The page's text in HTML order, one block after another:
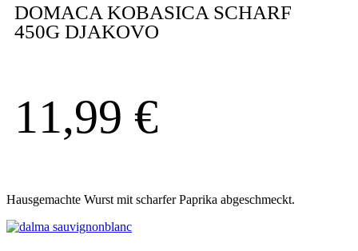
DOMACA KOBASICA SCHARF
450G DJAKOVO
11,99 €
Hausgemachte Wurst mit scharfer Paprika abgeschmeckt.